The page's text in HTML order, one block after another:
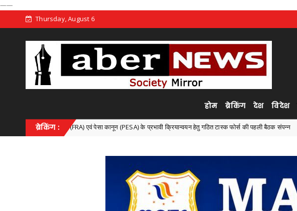
——
Thursday, August 6
होम ब्रेकिंग देश विदेश
ब्रेकिंग :
(FRA) एवं पेसा कानून (PESA) के प्रभावी क्रियान्वयन हेतु गठित टास्क फोर्स की पहली बैठक संपन्न Chhattisgarh